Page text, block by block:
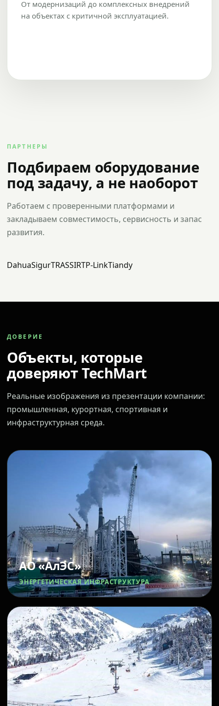
От модернизаций до комплексных внедрений
на объектах с критичной эксплуатацией.
ПАРТНЕРЫ
Подбираем оборудование
под задачу, а не наоборот
Работаем с проверенными платформами и
закладываем совместимость, сервисность и запас
развития.
DahuaSigurTRASSIRTP-LinkTiandy
ДОВЕРИЕ
Объекты, которые
доверяют TechMart
Реальные изображения из презентации компании:
промышленная, курортная, спортивная и
инфраструктурная среда.
АО «АлЭС»
ЭНЕРГЕТИЧЕСКАЯ ИНФРАСТРУКТУРА